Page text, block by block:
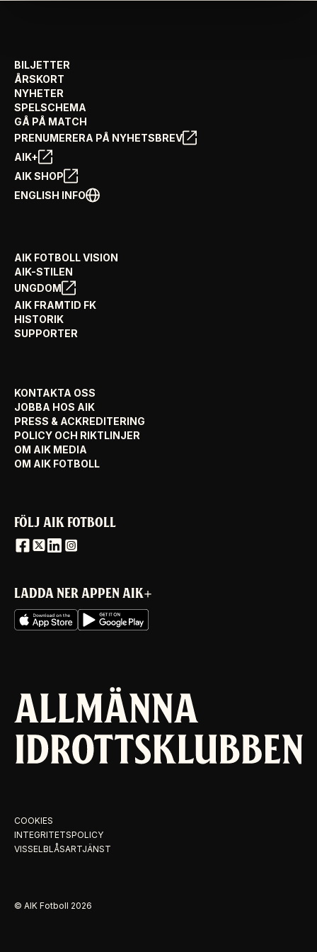
BILJETTER
ÅRSKORT
NYHETER
SPELSCHEMA
GÅ PÅ MATCH
PRENUMERERA PÅ NYHETSBREV
AIK+
AIK SHOP
ENGLISH INFO
AIK FOTBOLL VISION
AIK-STILEN
UNGDOM
AIK FRAMTID FK
HISTORIK
SUPPORTER
KONTAKTA OSS
JOBBA HOS AIK
PRESS & ACKREDITERING
POLICY OCH RIKTLINJER
OM AIK MEDIA
OM AIK FOTBOLL
FÖLJ AIK FOTBOLL
LADDA NER APPEN AIK+
COOKIES
INTEGRITETSPOLICY
VISSELBLÅSARTJÄNST
© AIK Fotboll 2026